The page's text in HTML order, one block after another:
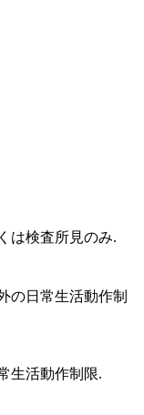
は検査所見のみ.
の日常生活動作制
生活動作制限.